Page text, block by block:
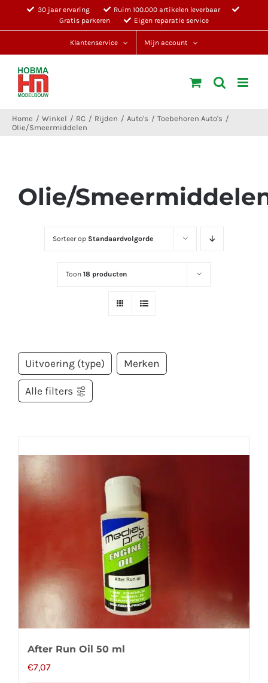
30 jaar ervaring
Ruim 100.000 artikelen leverbaar
Gratis parkeren
Eigen reparatie service
Klantenservice Mijn account
Home Winkel RC Rijden Auto's
Toebehoren Auto's
Olie/Smeermiddelen
Olie/
Sorteer op Standaardvolgorde
Toon18 producten
Uitvoering (type) Merken
Alle filters
After Run Oil 50 ml
€7,07